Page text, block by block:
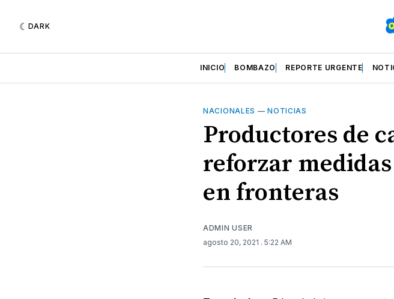
DARK
INICIO BOMBAZO REPORTE URGENTE
NACIONALES —NOTICIAS
Productores de
reforzar
en fronteras
ADMIN USER
agosto 20, 2021 . 5:22 AM